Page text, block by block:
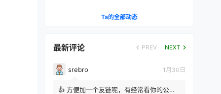
Ta的全部动态
最新评论 PREV NEXT
srebro 1月30日
👍 方便加一个友链呢，有经常看你的公众